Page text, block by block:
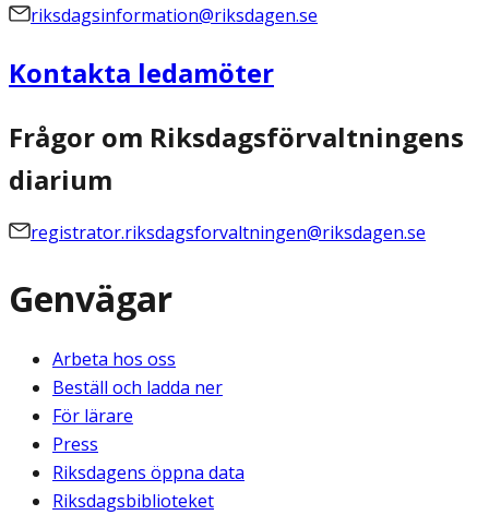
riksdagsinformation@riksdagen.se
Kontakta ledamöter
Frågor om Riksdagsförvaltningens
diarium
registrator.riksdagsforvaltningen@riksdagen.se
Genvägar
Arbeta hos oss
Beställ och ladda ner
För lärare
Press
Riksdagens öppna data
Riksdagsbiblioteket